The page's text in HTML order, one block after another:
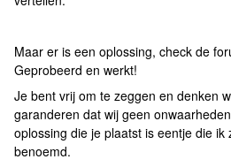
Maar er is een oplossing, check de
Geprobeerd en werkt!
Je bent vrij om te zeggen en denken
garanderen dat wij geen
oplossing die je plaatst is eentje die ik
benoemd.